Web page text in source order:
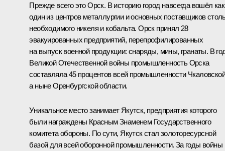
Прежде всего это Орск. В историю город навсегда вошёл как
один из центров металлургии и основных поставщиков
необходимого никеля и кобальта. Орск принял 28
эвакуированных предприятий, перепрофилированных
на выпуск военной продукции: снаряды, мины, гранаты. В
Великой Отечественной войны промышленность Орска
составляла 45 процентов всей промышленности
а ныне Оренбургской области.
Уникальное место занимает Якутск, предприятия которого
были награждены Красным Знаменем Государственного
комитета обороны. По сути, Якутск стал золоторесурсной
базой для всей оборонной промышленности. За годы войны